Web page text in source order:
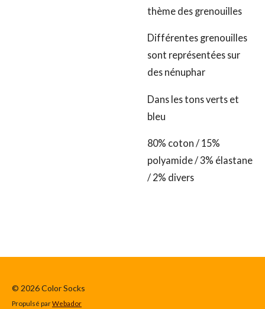
thème des grenouilles
Différentes grenouilles
sont représentées sur
des nénuphar
Dans les tons verts et
bleu
80% coton / 15%
polyamide / 3% élastane
/ 2% divers
© 2026 Color Socks
Propulsé parWebador